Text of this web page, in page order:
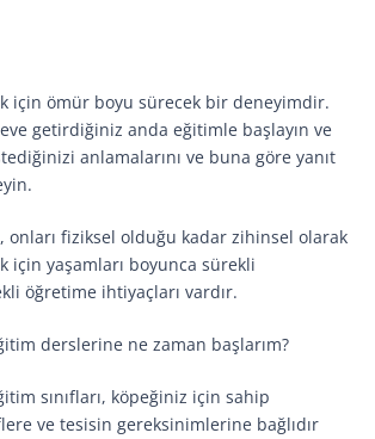
için ömür boyu sürecek bir deneyimdir.
getirdiğiniz anda eğitimle başlayın ve
anlamalarını ve buna göre yanıt
onları fiziksel olduğu kadar zihinsel olarak
için yaşamları boyunca sürekli
öğretime ihtiyaçları vardır.
derslerine ne zaman başlarım?
sınıfları, köpeğiniz için sahip
ve tesisin gereksinimlerine bağlıdır